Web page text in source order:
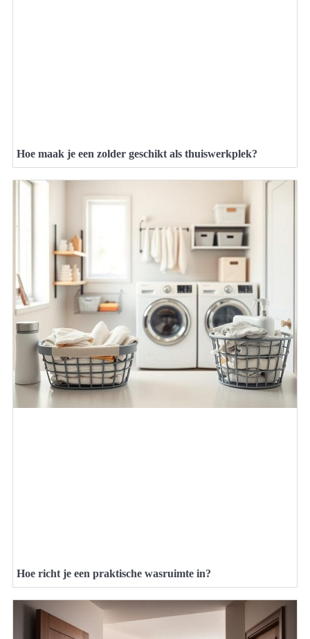
Hoe maak je een zolder geschikt als thuiswerkplek?
Hoe richt je een praktische wasruimte in?